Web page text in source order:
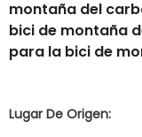
montaña del
bici de montaña
para la bici de
Lugar De Origen: